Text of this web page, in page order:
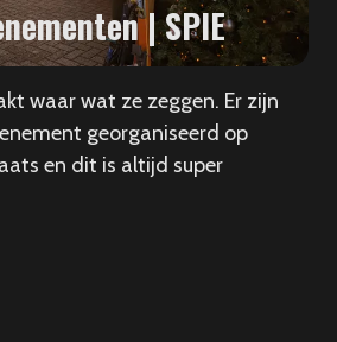
| SPIE
waar wat ze zeggen. Er zijn
georganiseerd op
en dit is altijd super